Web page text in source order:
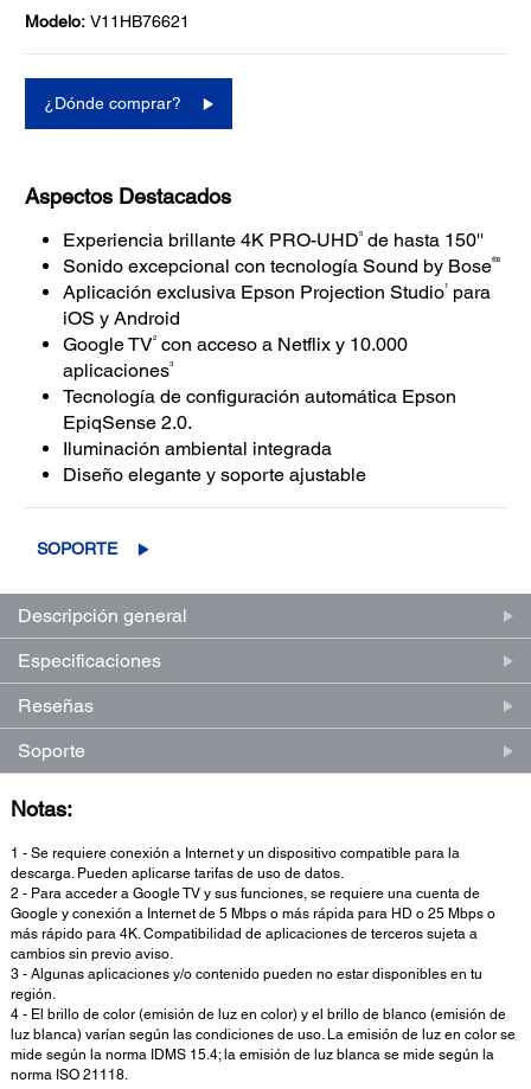
Modelo: V11HB76621
¿Dónde comprar?
Aspectos Destacados
Experiencia brillante 4K PRO-UHD5 de hasta 150''
Sonido excepcional con tecnología Sound by Bose®6
Aplicación exclusiva Epson Projection Studio1
para
iOS y Android
Google TV2 con acceso a Netflix y 10.000
aplicaciones3
Tecnología de configuración automática Epson
EpiqSense 2.0.
Iluminación ambiental integrada
Diseño elegante y soporte ajustable
SOPORTE
Descripción general
Especificaciones
Reseñas
Soporte
Notas:
1 - Se requiere conexión a Internet y un dispositivo compatible para la
descarga. Pueden aplicarse tarifas de uso de datos.
2 - Para acceder a Google TV y sus funciones, se requiere una cuenta de
Google y conexión a Internet de 5 Mbps o más rápida para HD o 25 Mbps o
más rápido para 4K. Compatibilidad de aplicaciones de terceros sujeta a
cambios sin previo aviso.
3 - Algunas aplicaciones y/o contenido pueden no estar disponibles en tu
región.
4 - El brillo de color (emisión de luz en color) y el brillo de blanco (emisión de
luz blanca) varían según las condiciones de uso. La emisión de luz en color se
mide según la norma IDMS 15.4; la emisión de luz blanca se mide según la
norma ISO 21118.